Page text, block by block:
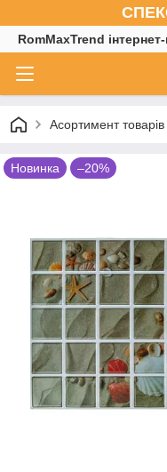
RomMaxTrend
Асортимент товарів
Новинка –20%